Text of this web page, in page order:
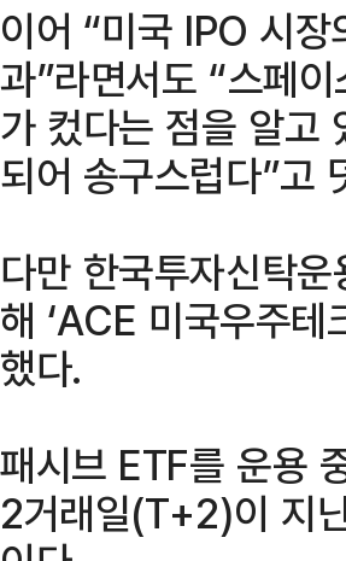
이어 “미국 IPO 시
과”라면서도 “스페
가 컸다는 점을 알고
되어 송구스럽다”고
다만 한국투자신탁
해 ‘ACE 미국우주테
했다.
패시브 ETF를 운용
2거래일(T+2)이 지